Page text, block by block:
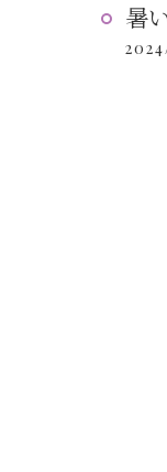
暑